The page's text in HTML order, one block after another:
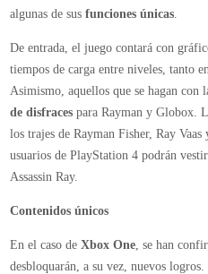
PlayStation
algunas de susfunciones únicas.
De entrada, el juego contará con
tiempos de carga entre niveles, tanto
Asimismo, aquellos que se hagan con
de disfraces para Rayman y Globox.
los trajes de Rayman Fisher, Ray
usuarios de PlayStation 4 podrán
Assassin Ray.
Contenidos únicos
En el caso deXbox One, se han
desbloquarán, a su vez, nuevos